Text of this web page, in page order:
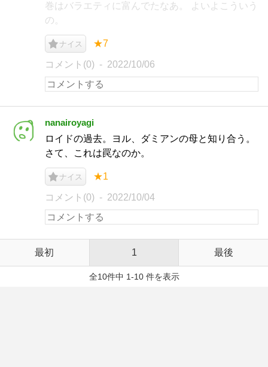
巻はバラエティに富んでたなあ。 よいよこういう
の。
ナイス ★7
コメント(0) 2022/10/06
nanairoyagi
ロイドの過去。ヨル、ダミアンの母と知り合う。
さて、これは罠なのか。
ナイス ★1
コメント(0) 2022/10/04
最初 1 最後
全10件中 1-10 件を表示